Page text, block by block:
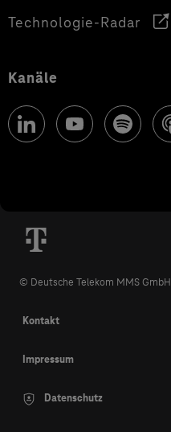
Technologie-Radar
Kanäle
© Deutsche Telekom MMS GmbH
Kontakt
Impressum
Datenschutz